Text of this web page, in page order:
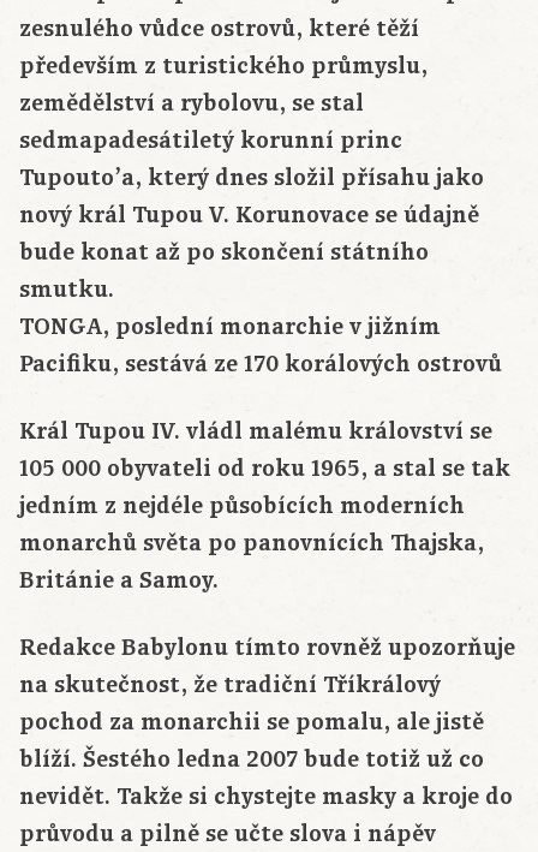
zesnulého vůdce ostrovů, které těží
především z turistického průmyslu,
zemědělství a rybolovu, se stal
sedmapadesátiletý korunní princ
Tupouto’a, který dnes složil přísahu jako
nový král Tupou V. Korunovace se údajně
bude konat až po skončení státního
smutku.
TONGA, poslední monarchie v jižním
Pacifiku, sestává ze 170 korálových ostrovů
Král Tupou IV. vládl malému království se
105 000 obyvateli od roku 1965, a stal se tak
jedním z nejdéle působících moderních
monarchů světa po panovnících Thajska,
Británie a Samoy.
Redakce Babylonu tímto rovněž upozorňuje
na skutečnost, že tradiční Tříkrálový
pochod za monarchii se pomalu, ale jistě
blíží. Šestého ledna 2007 bude totiž už co
nevidět. Takže si chystejte masky a kroje do
průvodu a pilně se učte slova i nápěv